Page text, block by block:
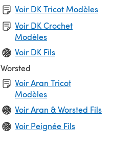
Voir DK Tricot Modèles
Voir DK Crochet
Modèles
Voir DK Fils
Worsted
Voir Aran Tricot
Modèles
Voir Aran & Worsted Fils
Voir Peignée Fils